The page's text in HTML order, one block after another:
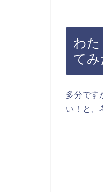
わ
てみ
多分です
い！と、